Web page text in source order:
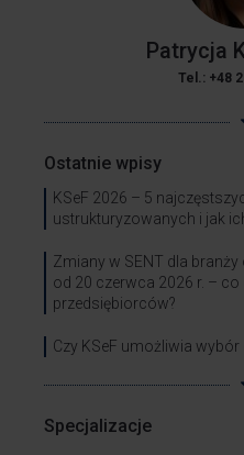
Patrycja
Tel.: +48
Ostatnie wpisy
KSeF 2026 – 5
ustrukturyzowanych i jak
Zmiany w SENT dla
od 20 czerwca 2026 r. –
przedsiębiorców?
Czy KSeF umożliwia
Specjalizacje